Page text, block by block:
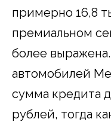
примерно 16,8
премиальном
более
автомобилей
сумма кредита
рублей, тогда